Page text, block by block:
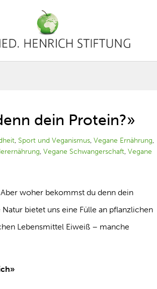
dein Protein?»
, Sport und Veganismus,Vegane Ernährung,
,Vegane Schwangerschaft,Vegane
woher bekommst du denn dein
bietet uns eine Fülle an pflanzlichen
Lebensmittel Eiweiß – manche